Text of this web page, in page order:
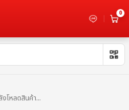
0
กซื้อกระถางต้นไม้
งโหลดสินค้า...